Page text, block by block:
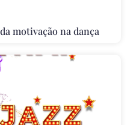
motivação na dança